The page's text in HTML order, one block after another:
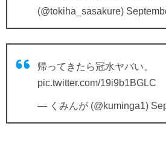
(@tokiha_sasakure)
帰ってきたら冠水ヤバい。
pic.twitter.com/19i9b1BGLC
— くみんが (@kuminga1)